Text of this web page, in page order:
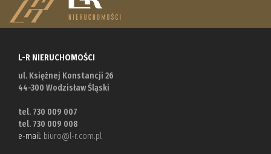
L-R NIERUCHOMOŚCI
ul. Księżnej Konstancji 26
44-300 Wodzisław Śląski
tel. 730 009 007
tel. 730 009 008
e-mail: biuro@l-r.com.pl